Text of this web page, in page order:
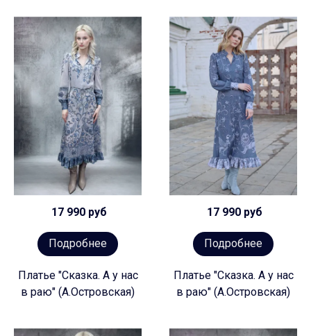
17 990 руб
Подробнее
Платье "Сказка. А у нас
в раю" (А.Островская)
17 990 руб
Подробнее
Платье "Сказка. А у нас
в раю" (А.Островская)